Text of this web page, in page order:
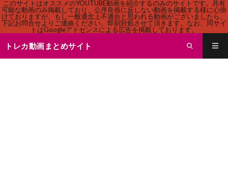
このサイトはオススメのYOUTUBE動画を紹介するのみのサイトです。共有
可能な動画のみ掲載しており、公序良俗に反しない動画を掲載する様に心掛
けておりますが、もし一般通念上不適合と思われる動画がございましたら、
下記お問合せよりご連絡ください。即刻対処させて頂きます。なお、同サイ
トはGoogleアドセンスによる広告を掲載しております。
トレカ動画まとめサイト